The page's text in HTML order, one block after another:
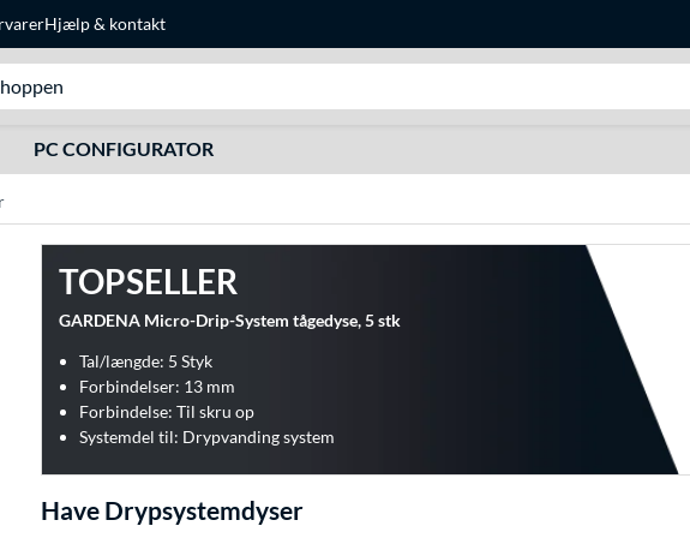
Hjælp& kontakt
PC CONFIGURATOR
TOPSELLER
GARDENA Micro-Drip-System tågedyse, 5 stk
Tal/længde: 5 Styk
Forbindelser: 13 mm
Forbindelse: Til skru op
Systemdel til: Drypvanding system
Have Drypsystemdyser